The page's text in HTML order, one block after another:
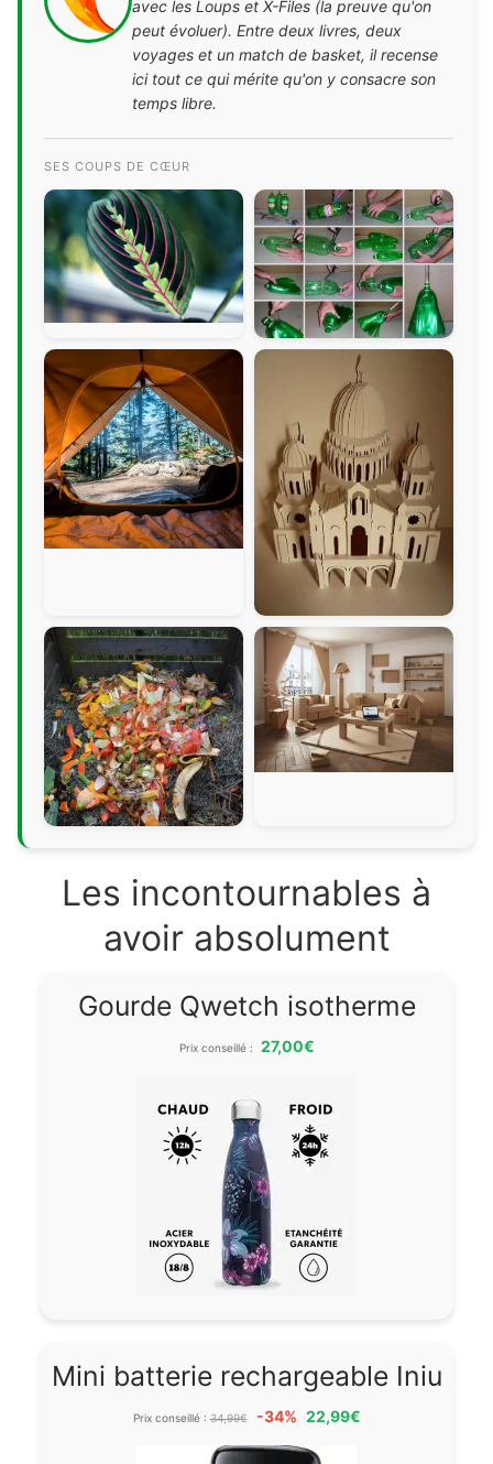
avec les Loups et X-Files (la preuve qu'on
peut évoluer). Entre deux livres, deux
voyages et un match de basket, il recense
ici tout ce qui mérite qu'on y consacre son
temps libre.
SES COUPS DE CŒUR
Les incontournables à
avoir absolument
Gourde Qwetch isotherme
Prix conseillé : 27,00€
Mini batterie rechargeable Iniu
Prix conseillé :34,99€ -34% 22,99€